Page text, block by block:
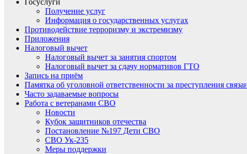
Госуслуги
Получение услуг
Информация о государственных услугах
Противодействие терроризму и экстремизму
Приложения
Налоговый вычет
Налоговый вычет за занятия спортом
Налоговый вычет за сдачу нормативов ГТО
Запись на приём
Памятка об уголовной ответственности за преступления
Часто задаваемые вопросы
Работа с ветеранами СВО
Новости
Кубок защитников отечества
Постановление №197 Дети СВО
СВО Ук-235
Меры поддержки